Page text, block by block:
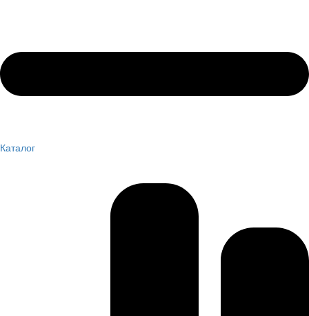
Каталог